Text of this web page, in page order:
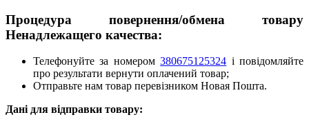
Процедура повернення/обмена товару
Ненадлежащего качества:
Телефонуйте за номером380675125324 і повідомляйте
про результати вернути оплачений товар;
Отправьте нам товар перевізником Новая Пошта.
Дані для відправки товару: